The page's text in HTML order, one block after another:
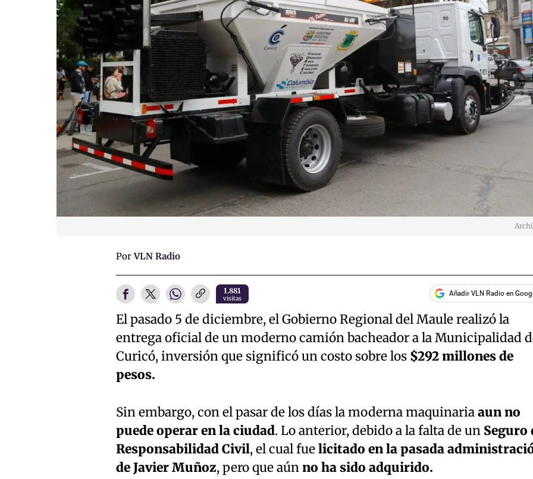
PorVLN Radio
1.881
visitas
Añadir VLN Radio en
El pasado 5 de diciembre, el Gobierno Regional del Maule realizó la
entrega oficial de un moderno camión bacheador a la Municipalidad
Curicó, inversión que significó un costo sobre los $292 millones de
pesos.
Sin embargo, con el pasar de los días la moderna maquinariaaun no
puede operar en la ciudad. Lo anterior, debido a la falta de unSeguro
Responsabilidad Civil, el cual fuelicitado en la pasada
de Javier Muñoz, pero que aúnno ha sido adquirido.